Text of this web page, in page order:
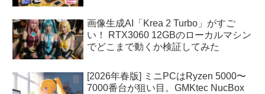
画像生成AI「Krea 2 Turbo」がすご
い！ RTX3060 12GBのローカルマシン
でどこまで動くか検証してみた
[2026年春版] ミニPCはRyzen 5000〜
7000番台が狙い目。GMKtec NucBox